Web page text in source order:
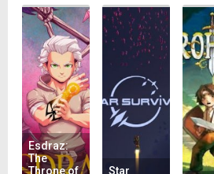
Esdraz:
The
Throne of
Star